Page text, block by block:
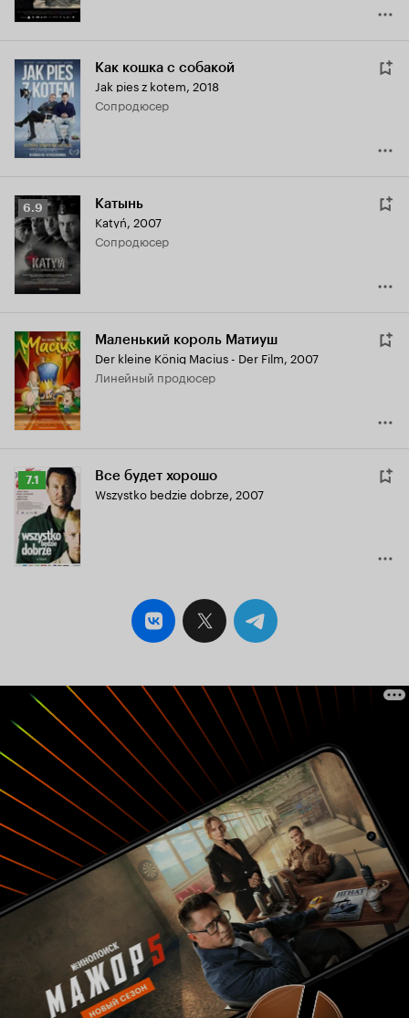
Как кошка с собакой
Jak pies z kotem, 2018
сопродюсер
Рейтинг
Кинопоиска
6.9
6.9 Катынь
Katyń, 2007
сопродюсер
Маленький король Матиуш
Der kleine König Macius - Der Film, 2007
линейный продюсер
Рейтинг
Кинопоиска
7.1
7.1 Все будет хорошо
Wszystko bedzie dobrze, 2007